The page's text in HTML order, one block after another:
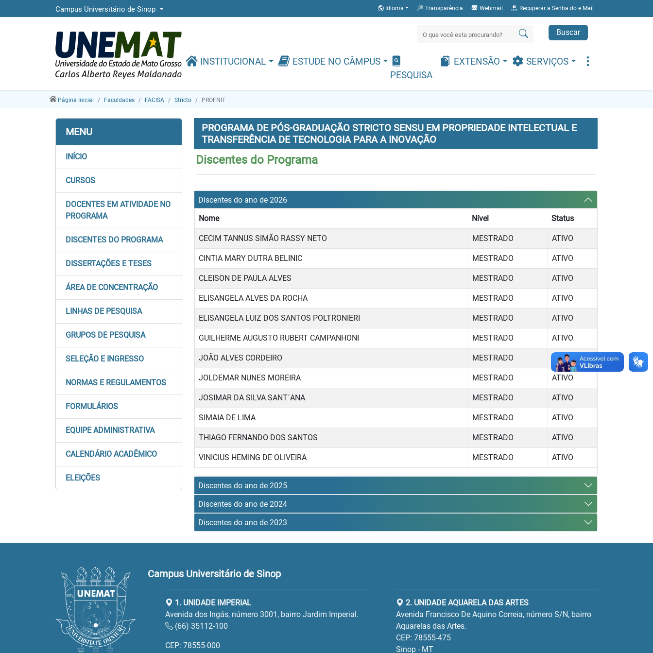
Campus Universitário de Sinop Idioma Transparência Webmail Recuperar a Senha do e Mail
Buscar
INSTITUCIONAL
ESTUDE NO CÂMPUS
PESQUISA
EXTENSÃO SERVIÇOS
Página Inicial Faculdades FACISA Stricto PROFNIT
MENU
INÍCIO
CURSOS
DOCENTES EM ATIVIDADE NO
PROGRAMA
DISCENTES DO PROGRAMA
DISSERTAÇÕES E TESES
ÁREA DE CONCENTRAÇÃO
LINHAS DE PESQUISA
GRUPOS DE PESQUISA
SELEÇÃO E INGRESSO
NORMAS E REGULAMENTOS
FORMULÁRIOS
EQUIPE ADMINISTRATIVA
CALENDÁRIO ACADÊMICO
ELEIÇÕES
PROGRAMA DE PÓS-GRADUAÇÃO STRICTO SENSU EM PROPRIEDADE INTELECTUAL E
TRANSFERÊNCIA DE TECNOLOGIA PARA A INOVAÇÃO
Discentes do Programa
Discentes do ano de 2026
Nome Nível Status
CECIM TANNUS SIMÃO RASSY NETO MESTRADO ATIVO
CINTIA MARY DUTRA BELINIC MESTRADO ATIVO
CLEISON DE PAULA ALVES MESTRADO ATIVO
ELISANGELA ALVES DA ROCHA MESTRADO ATIVO
ELISANGELA LUIZ DOS SANTOS POLTRONIERI MESTRADO ATIVO
GUILHERME AUGUSTO RUBERT CAMPANHONI MESTRADO ATIVO
JOÃO ALVES CORDEIRO MESTRADO ATIVO
JOLDEMAR NUNES MOREIRA MESTRADO ATIVO
JOSIMAR DA SILVA SANT´ANA MESTRADO ATIVO
SIMAIA DE LIMA MESTRADO ATIVO
THIAGO FERNANDO DOS SANTOS MESTRADO ATIVO
VINICIUS HEMING DE OLIVEIRA MESTRADO ATIVO
Discentes do ano de 2025
Discentes do ano de 2024
Discentes do ano de 2023
Campus Universitário de Sinop
1. UNIDADE IMPERIAL
Avenida dos Ingás, número 3001, bairro Jardim Imperial.
(66) 35112-100
CEP: 78555-000
2. UNIDADE AQUARELA DAS ARTES
Avenida Francisco De Aquino Correia, número S/N, bairro
Aquarelas das Artes.
CEP: 78555-475
Sinop - MT